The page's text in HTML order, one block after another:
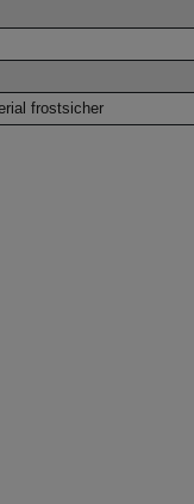
frostsicher